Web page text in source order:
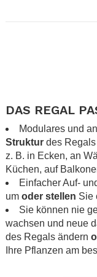
DAS REGAL
Modulares und
Struktur des
z. B. in Ecken, an
Küchen, auf
Einfacher Auf-
um oder stellen Sie
Sie können nie
wachsen und neue
des Regals ändern
Ihre Pflanzen am